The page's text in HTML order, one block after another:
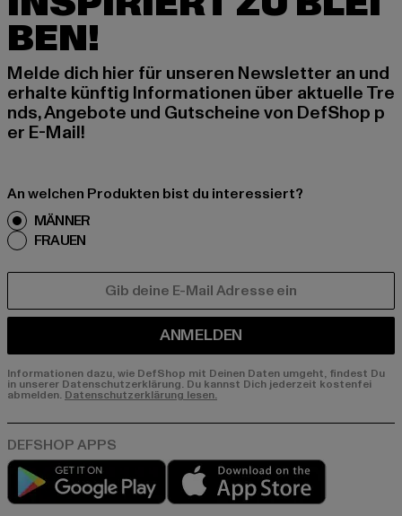
BEN!
Melde dich hier für unseren Newsletter an und
erhalte künftig Informationen über aktuelle Tre
nds, Angebote und Gutscheine von DefShop p
er E-Mail!
An welchen Produkten bist du interessiert?
MÄNNER
FRAUEN
ANMELDEN
Informationen dazu, wie DefShop mit Deinen Daten umgeht, findest Du
in unserer Datenschutzerklärung. Du kannst Dich jederzeit kostenfei
abmelden. Datenschutzerklärung lesen.
Play market